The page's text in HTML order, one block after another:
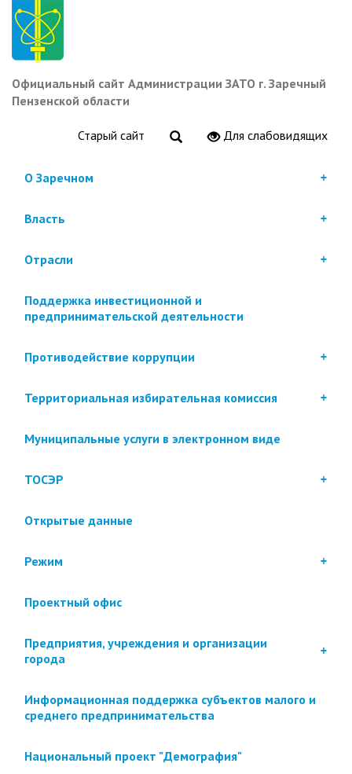
Перейти
основному
содержанию
Официальный сайт Администрации ЗАТО г. Заречный
Пензенской области
Старый сайт Для слабовидящих
О Заречном
Власть
Отрасли
Поддержка инвестиционной и
предпринимательской деятельности
Противодействие коррупции
Территориальная избирательная комиссия
Муниципальные услуги в электронном виде
ТОСЭР
Открытые данные
Режим
Проектный офис
Предприятия, учреждения и организации
города
Информационная поддержка субъектов малого и
среднего предпринимательства
Национальный проект "Демография"